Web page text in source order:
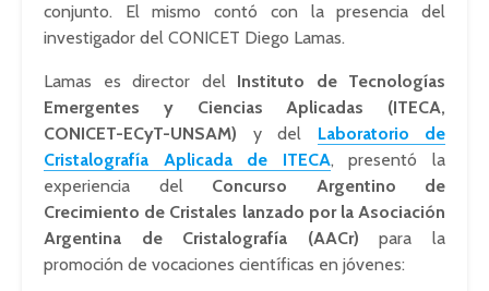
conjunto. El mismo contó con la presencia del
investigador del CONICET Diego Lamas.
Lamas es director del Instituto de Tecnologías
Emergentes y Ciencias Aplicadas (ITECA,
CONICET-ECyT-UNSAM) y del Laboratorio de
Cristalografía Aplicada de ITECA, presentó la
experiencia del Concurso Argentino de
Crecimiento de Cristales lanzado por la Asociación
Argentina de Cristalografía (AACr) para la
promoción de vocaciones científicas en jóvenes: